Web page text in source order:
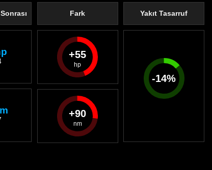
Fark
55
90
Yakıt Tasarruf
-14%